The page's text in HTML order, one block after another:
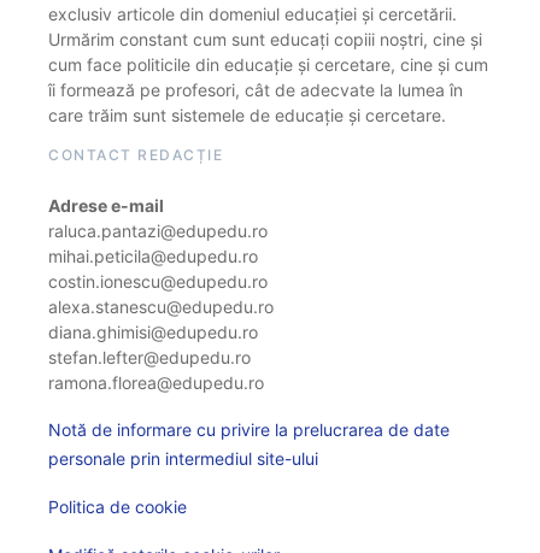
exclusiv articole din domeniul educației și cercetării.
Urmărim constant cum sunt educați copiii noștri, cine și
cum face politicile din educație și cercetare, cine și cum
îi formează pe profesori, cât de adecvate la lumea în
care trăim sunt sistemele de educație și cercetare.
CONTACT REDACȚIE
Adrese e-mail
raluca.pantazi@edupedu.ro
mihai.peticila@edupedu.ro
costin.ionescu@edupedu.ro
alexa.stanescu@edupedu.ro
diana.ghimisi@edupedu.ro
stefan.lefter@edupedu.ro
ramona.florea@edupedu.ro
Notă de informare cu privire la prelucrarea de date
personale prin intermediul site-ului
Politica de cookie